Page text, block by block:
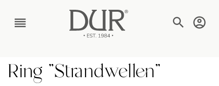
TEXT_BTN_MENU
Ring "Strandwellen"